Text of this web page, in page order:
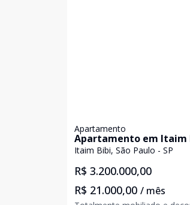
Apartamento
Apartamento em Itaim
Itaim Bibi, São Paulo - SP
R$ 3.200.000,00
R$ 21.000,00 / mês